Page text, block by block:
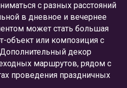
с разных расстояний
в дневное и вечернее
может стать большая
объект или композиция с
декор
маршрутов, рядом с
проведения праздничных